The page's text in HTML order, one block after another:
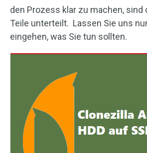
den Prozess klar zu machen, sind
Teile unterteilt. Lassen Sie uns
eingehen, was Sie tun sollten.